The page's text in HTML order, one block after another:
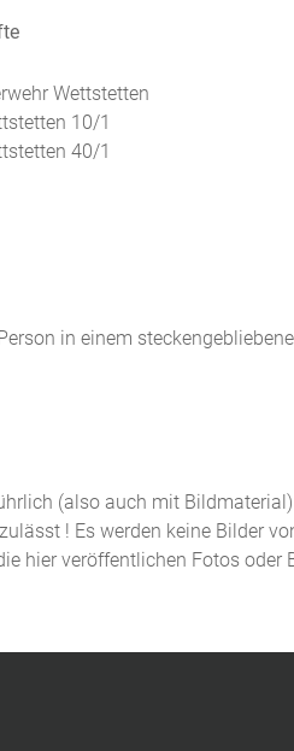
Wettstetten
10/1
40/1
in einem
(also auch mit
! Es werden keine Bilder
hier veröffentlichen Fotos oder